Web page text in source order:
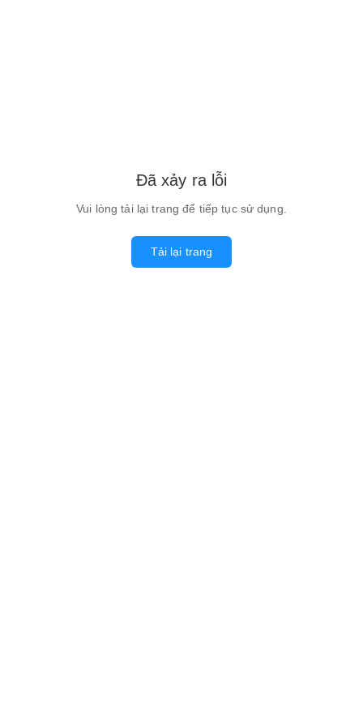
Đã xảy ra lỗi
Vui lòng tải lại trang để tiếp tục sử dụng.
Tải lại trang